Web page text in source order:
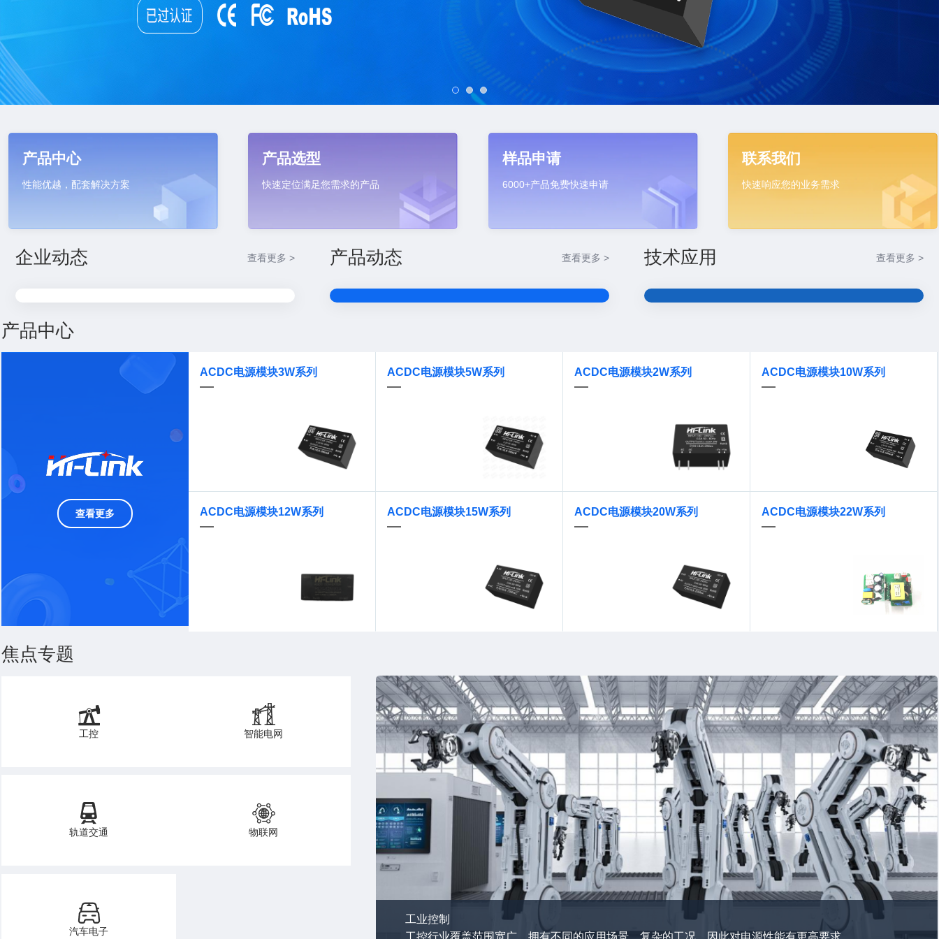
产品中心
性能优越，配套解决方案
产品选型
快速定位满足您需求的产品
样品申请
6000+产品免费快速申请
联系我们
快速响应您的业务需求
企业动态 查看更多 > 产品动态 查看更多 > 技术应用 查看更多 >
产品中心
查看更多
ACDC电源模块3W系列 ACDC电源模块5W系列 ACDC电源模块2W系列 ACDC电源模块10W系列
ACDC电源模块12W系列 ACDC电源模块15W系列 ACDC电源模块20W系列 ACDC电源模块22W系列
焦点专题
工控 智能电网
轨道交通 物联网
汽车电子
工业控制
工控行业覆盖范围宽广，拥有不同的应用场景、复杂的工况，因此对电源性能有更高要求。